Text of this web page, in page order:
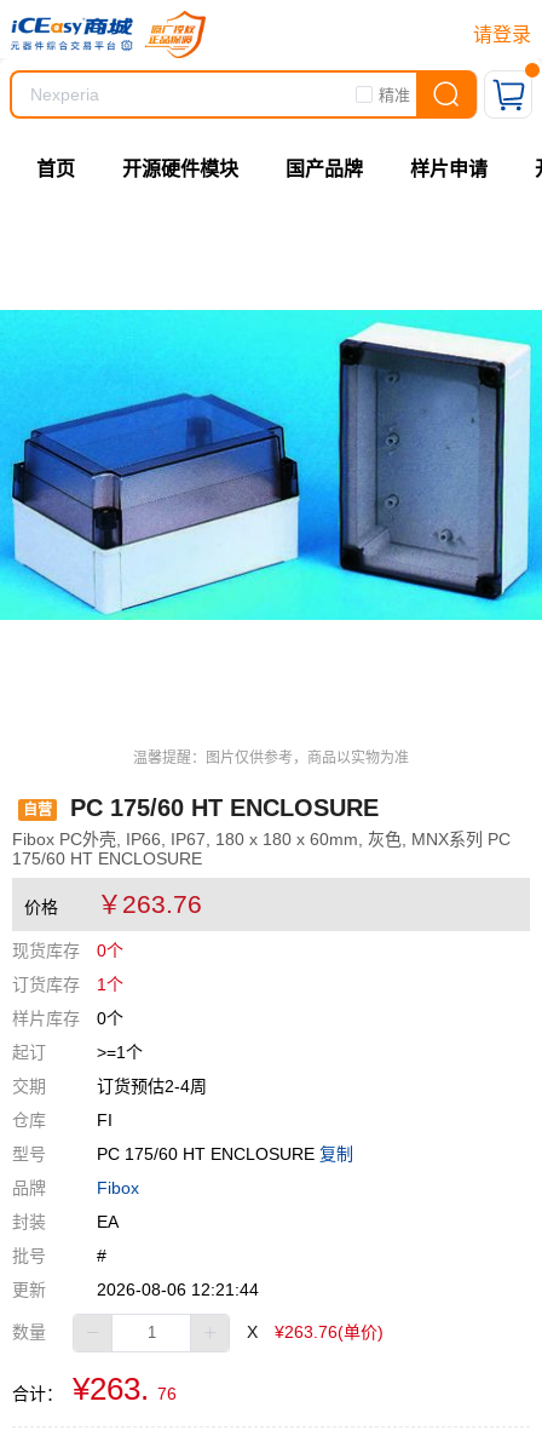
请登录
精准
首页 开源硬件模块 国产品牌 样片申请
温馨提醒：图片仅供参考，商品以实物为准
自营 PC 175/60 HT ENCLOSURE
Fibox PC外壳, IP66, IP67, 180 x 180 x 60mm, 灰色, MNX系列 PC
175/60 HT ENCLOSURE
价格 ￥263.76
现货库存
0个
订货库存
1个
样片库存
0个
起订
>=1个
交期
订货预估2-4周
仓库
FI
型号
PC 175/60 HT ENCLOSURE 复制
品牌
Fibox
封装
EA
批号
#
更新
2026-08-06 12:21:44
数量 X ¥263.76(单价)
合计： ¥263. 76